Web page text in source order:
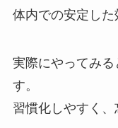
体内での安定した
実際にやってみ
す。
習慣化しやすく、